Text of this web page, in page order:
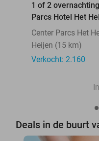
1 of 2
Parcs Hotel Het
Center Parcs Het
Heijen (15 km)
Verkocht: 2.160
Deals in de buurt